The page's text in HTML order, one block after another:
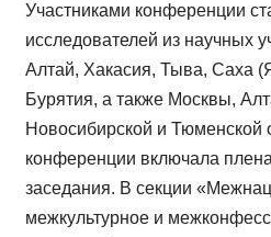
Участниками конференции
исследователей из научных
Алтай, Хакасия, Тыва, Саха
Бурятия, а также Москвы,
Новосибирской и Тюменской
конференции включала
заседания. В секции
межкультурное и